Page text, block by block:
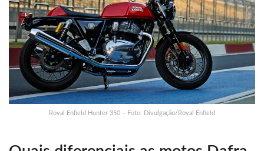
Royal Enfield Hunter 350 – Foto: Divulgação/Royal Enfield